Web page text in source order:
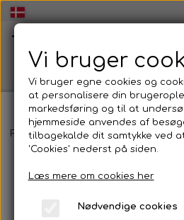
🧠Workshop dans
Energisk og inspirerende
Forside Undervisningsforløb (på
Vi bruger
Vi bruger egne cookies og
at personalisere din
markedsføring og til at
hjemmeside anvendes af
tilbagekalde dit samtykke ved
'Cookies' nederst på siden.
Læs mere om cookies her
Nødvendige cookies